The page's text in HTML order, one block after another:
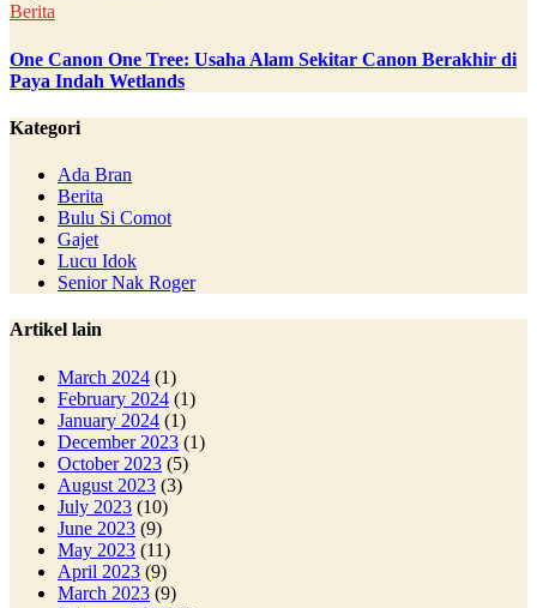
Berita
One Canon One Tree: Usaha Alam Sekitar Canon Berakhir di
Paya Indah Wetlands
Kategori
Ada Bran
Berita
Bulu Si Comot
Gajet
Lucu Idok
Senior Nak Roger
Artikel lain
March 2024 (1)
February 2024 (1)
January 2024 (1)
December 2023 (1)
October 2023 (5)
August 2023 (3)
July 2023 (10)
June 2023 (9)
May 2023 (11)
April 2023 (9)
March 2023 (9)